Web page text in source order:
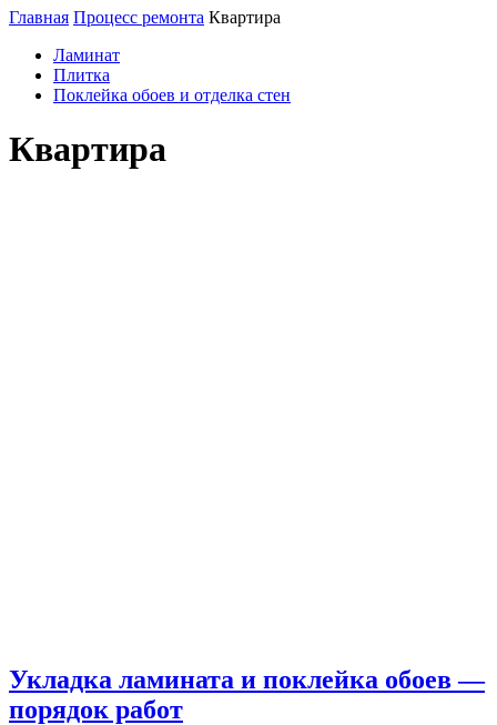
Главная Процесс ремонта Квартира
Ламинат
Плитка
Поклейка обоев и отделка стен
Квартира
Укладка ламината и поклейка обоев —
порядок работ